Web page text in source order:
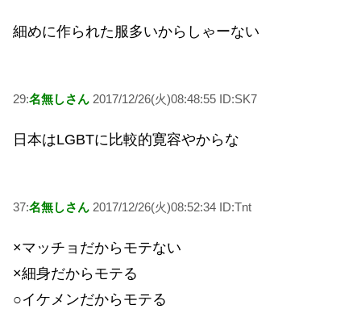
細めに作られた服多いからしゃーない
29:名無しさん 2017/12/26(火)08:48:55 ID:SK7
日本はLGBTに比較的寛容やからな
37:名無しさん 2017/12/26(火)08:52:34 ID:Tnt
×マッチョだからモテない
×細身だからモテる
○イケメンだからモテる